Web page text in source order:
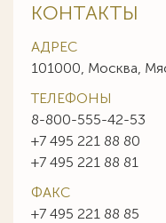
КОНТАКТЫ
АДРЕС
101000, Москва,
ТЕЛЕФОНЫ
8-800-555-42-53
+7 495 221 88 80
+7 495 221 88 81
ФАКС
+7 495 221 88 85